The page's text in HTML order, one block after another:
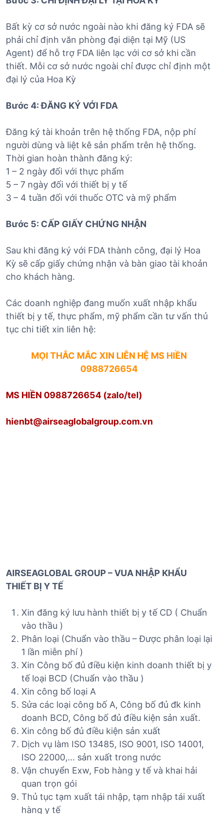
Bất kỳ cơ sở nước ngoài nào khi đăng ký FDA sẽ
phải chỉ định văn phòng đại diện tại Mỹ (US
Agent) để hỗ trợ FDA liên lạc với cơ sở khi cần
thiết. Mỗi cơ sở nước ngoài chỉ được chỉ định một
đại lý của Hoa Kỳ
Bước 4: ĐĂNG KÝ VỚI FDA
Đăng ký tài khoản trên hệ thống FDA, nộp phí
người dùng và liệt kê sản phẩm trên hệ thống.
Thời gian hoàn thành đăng ký:
1 – 2 ngày đối với thực phẩm
5 – 7 ngày đối với thiết bị y tế
3 – 4 tuần đối với thuốc OTC và mỹ phẩm
Bước 5: CẤP GIẤY CHỨNG NHẬN
Sau khi đăng ký với FDA thành công, đại lý Hoa
Kỳ sẽ cấp giấy chứng nhận và bàn giao tài khoản
cho khách hàng.
Các doanh nghiệp đang muốn xuất nhập khẩu
thiết bị y tế, thực phẩm, mỹ phẩm cần tư vấn thủ
tục chi tiết xin liên hệ:
MỌI THẮC MẮC XIN LIÊN HỆ MS HIỀN
0988726654
MS HIỀN 0988726654 (zalo/tel)
hienbt@airseaglobalgroup.com.vn
AIRSEAGLOBAL GROUP – VUA NHẬP KHẨU
THIẾT BỊ Y TẾ
Xin đăng ký lưu hành thiết bị y tế CD ( Chuẩn
vào thầu )
Phân loại (Chuẩn vào thầu – Được phân loại lại
1 lần miễn phí )
Xin Công bố đủ điều kiện kinh doanh thiết bị y
tế loại BCD (Chuẩn vào thầu )
Xin công bố loại A
Sửa các loại công bố A, Công bố đủ đk kinh
doanh BCD, Công bố đủ điều kiện sản xuất.
Xin công bố đủ điều kiện sản xuất
Dịch vụ làm ISO 13485, ISO 9001, ISO 14001,
ISO 22000,... sản xuất trong nước
Vận chuyển Exw, Fob hàng y tế và khai hải
quan trọn gói
Thủ tục tạm xuất tái nhập, tạm nhập tái xuất
hàng y tế